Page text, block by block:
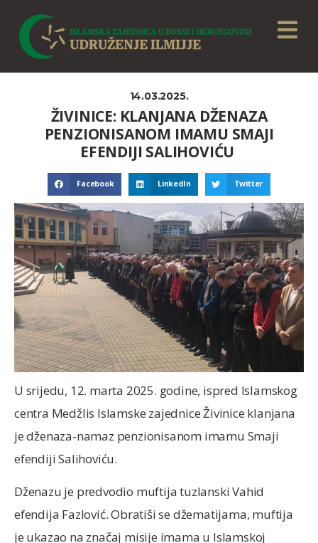
14.03.2025.
ŽIVINICE: KLANJANA DŽENAZA
PENZIONISANOM IMAMU SMAJI
EFENDIJI SALIHOVIĆU
Facebook LinkedIn Twitter
U srijedu, 12. marta 2025. godine, ispred Islamskog
centra Medžlis Islamske zajednice Živinice klanjana
je dženaza-namaz penzionisanom imamu Smaji
efendiji Salihoviću.
Dženazu je predvodio muftija tuzlanski Vahid
efendija Fazlović. Obratiši se džematijama, muftija
je ukazao na značaj misije imama u Islamskoj